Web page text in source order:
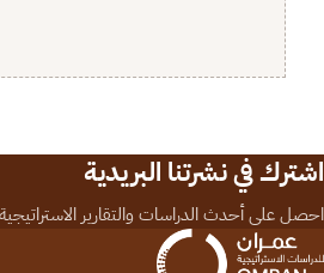
اشترك في نشرتنا البريدية
احصل على أحدث الدراسات والتقارير